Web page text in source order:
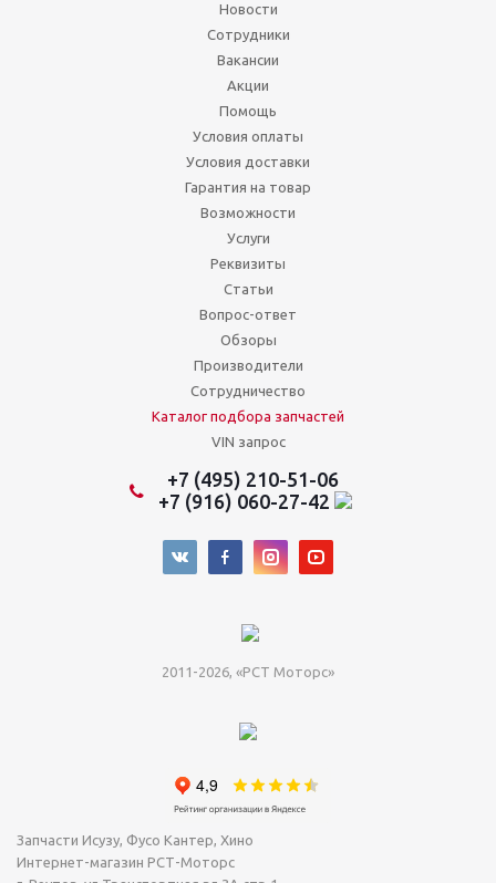
Новости
Сотрудники
Вакансии
Акции
Помощь
Условия оплаты
Условия доставки
Гарантия на товар
Возможности
Услуги
Реквизиты
Статьи
Вопрос-ответ
Обзоры
Производители
Сотрудничество
Каталог подбора запчастей
VIN запрос
+7 (495) 210-51-06
+7 (916) 060-27-42
2011-2026, «РСТ Моторс»
Запчасти Исузу, Фусо Кантер, Хино
Интернет-магазин РСТ-Моторс